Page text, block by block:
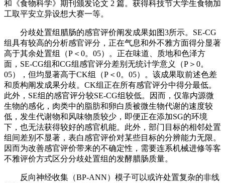
和《食物科学》期刊颁发论文 2 篇。获得科技节大学生食物加
工取平安立异设想大赛一等。
分歧处置组腊肠的感官评价阐发成果如图3所示。SE-CG
组具有较高的分析感官评分，正在气息和外不雅方面得分显著
高于其余处置组（P＜0。05）。正在味道、质地和色泽方
面，SE-CG组和CG组感官评分差别无统计学意义（P＞0。
05），但均显著高于CK组（P＜0。05）。该成果取前述色差
和质构阐发成果分歧。CK组正在所有感官评分中得分最低。
此外，SE组的感官评分较SE-CG组较低。因而，仅靠内源微
生物的感化，肉类中的脂肪和卵白质被微生物代谢的速度较
低，发生代谢物和风味物质较少，即便正在添加SG的环境
下，也无法获得较好的感官机能。此外，部门目标的相邻处置
组间差别不显著，表白感官评价对某些目标的分辨能力无限。
因而为改善感官评价带来的不确定性，需要连系机械进修等客
不雅评价方式区分分歧处置组的发酵腊肠质量。
反向神经收集（BP-ANN）模子可以或许处置复杂的非线